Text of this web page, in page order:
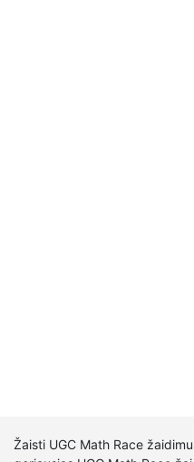
Žaisti UGC Math Race